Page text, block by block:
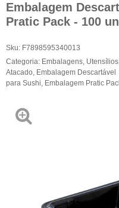
Embalagem
Pratic Pack - 100
Sku: F7898595340013
Categoria: Embalagens Utensílios
Atacado Embalagem Descartável
para Sushi Embalagem Pratic